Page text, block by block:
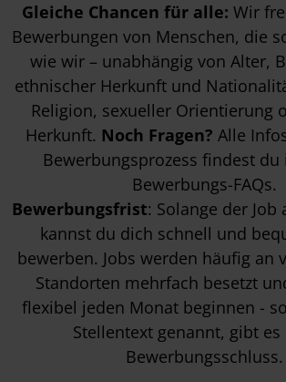
Gleiche Chancen für alle: Wir
Bewerbungen von Menschen, die
wie wir – unabhängig von Alter,
ethnischer Herkunft und
Religion, sexueller Orientierung
Herkunft. Noch Fragen? Alle
Bewerbungsprozess findest du
Bewerbungs-FAQs.
Bewerbungsfrist: Solange der Job
kannst du dich schnell und
bewerben. Jobs werden häufig an
Standorten mehrfach besetzt
flexibel jeden Monat beginnen -
Stellentext genannt, gibt es
Bewerbungsschluss.